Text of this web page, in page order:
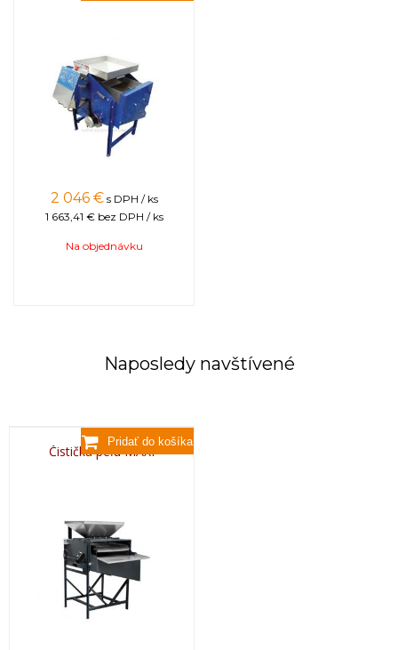
2 046 € s DPH / ks
1 663,41 € bez DPH / ks
Na objednávku
Naposledy navštívené
Čistička peľu MAXI